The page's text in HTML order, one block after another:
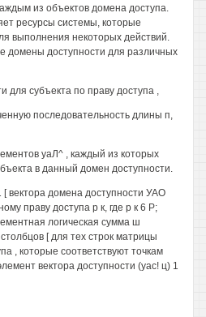
из объектов домена доступа.
ресурсы системы, которые
выполнения некоторых действий.
домены доступности для различных
для субъекта по праву доступа ,
последовательность длины п,
уаЛ^ , каждый из которых
в данный домен доступности.
вектора домена доступности УАО
праву доступа р к, где р к 6 Р;
логическая сумма ш
[ для тех строк матрицы
, которые соответствуют точкам
вектора доступности (уас! ц) 1